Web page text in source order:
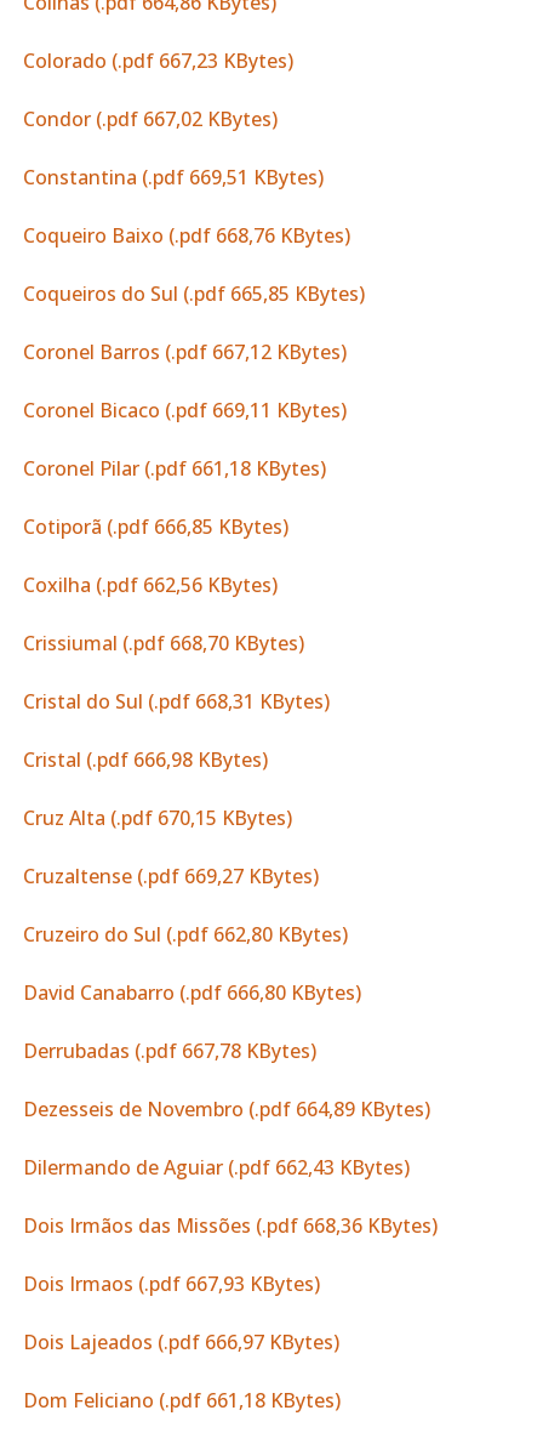
Colorado (.pdf 667,23 KBytes)
Condor (.pdf 667,02 KBytes)
Constantina (.pdf 669,51 KBytes)
Coqueiro Baixo (.pdf 668,76 KBytes)
Coqueiros do Sul (.pdf 665,85 KBytes)
Coronel Barros (.pdf 667,12 KBytes)
Coronel Bicaco (.pdf 669,11 KBytes)
Coronel Pilar (.pdf 661,18 KBytes)
Cotiporã (.pdf 666,85 KBytes)
Coxilha (.pdf 662,56 KBytes)
Crissiumal (.pdf 668,70 KBytes)
Cristal do Sul (.pdf 668,31 KBytes)
Cristal (.pdf 666,98 KBytes)
Cruz Alta (.pdf 670,15 KBytes)
Cruzaltense (.pdf 669,27 KBytes)
Cruzeiro do Sul (.pdf 662,80 KBytes)
David Canabarro (.pdf 666,80 KBytes)
Derrubadas (.pdf 667,78 KBytes)
Dezesseis de Novembro (.pdf 664,89 KBytes)
Dilermando de Aguiar (.pdf 662,43 KBytes)
Dois Irmãos das Missões (.pdf 668,36 KBytes)
Dois Irmaos (.pdf 667,93 KBytes)
Dois Lajeados (.pdf 666,97 KBytes)
Dom Feliciano (.pdf 661,18 KBytes)